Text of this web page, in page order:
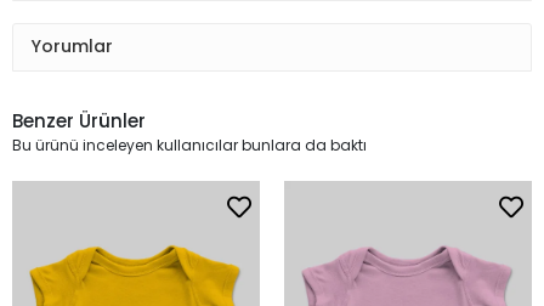
Yorumlar
Benzer Ürünler
Bu ürünü inceleyen kullanıcılar bunlara da baktı